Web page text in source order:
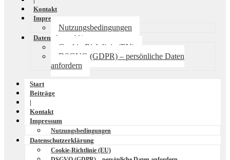
Kontakt
Impressum
Nutzungsbedingungen
Datenschutzerklärung
Cookie-Richtlinie (EU)
DSGVO (GDPR) – persönliche Daten
anfordern
Start
Beiträge
|
Kontakt
Impressum
Nutzungsbedingungen
Datenschutzerklärung
Cookie-Richtlinie (EU)